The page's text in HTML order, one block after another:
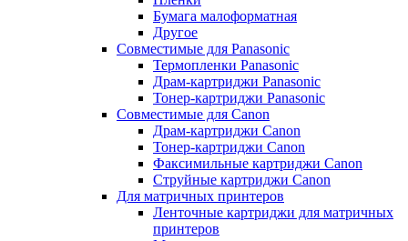
Бумага малоформатная
Другое
Совместимые для Panasonic
Термопленки Panasonic
Драм-картриджи Panasonic
Тонер-картриджи Panasonic
Совместимые для Canon
Драм-картриджи Canon
Тонер-картриджи Canon
Факсимильные картриджи Canon
Струйные картриджи Canon
Для матричных принтеров
Ленточные картриджи для матричных
принтеров